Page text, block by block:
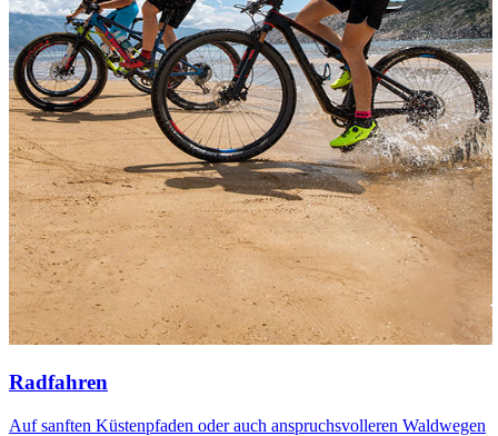
Radfahren
Auf sanften Küstenpfaden oder auch anspruchsvolleren Waldwegen